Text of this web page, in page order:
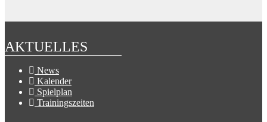
AKTUELLES
News
Kalender
Spielplan
Trainingszeiten